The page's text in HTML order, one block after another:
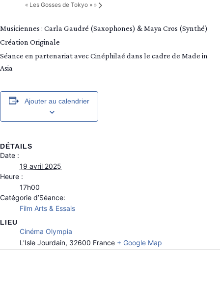
« Les Gosses de Tokyo » »
Musiciennes : Carla Gaudré (Saxophones) & Maya Cros (Synthé)
Création Originale
Séance en partenariat avec Cinéphilaé dans le cadre de Made in
Asia
Ajouter au calendrier
DÉTAILS
Date :
19 avril 2025
Heure :
17h00
Catégorie d’Séance:
Film Arts & Essais
LIEU
Cinéma Olympia
L'Isle Jourdain, 32600 France + Google Map